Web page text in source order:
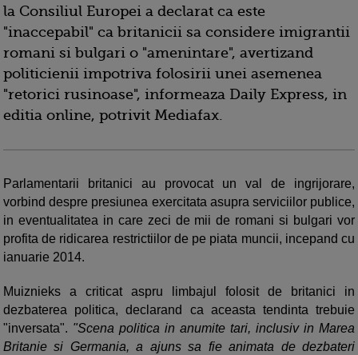
la Consiliul Europei a declarat ca este
"inaccepabil" ca britanicii sa considere imigrantii
romani si bulgari o "amenintare", avertizand
politicienii impotriva folosirii unei asemenea
"retorici rusinoase", informeaza Daily Express, in
editia online, potrivit Mediafax.
Parlamentarii britanici au provocat un val de ingrijorare,
vorbind despre presiunea exercitata asupra serviciilor publice,
in eventualitatea in care zeci de mii de romani si bulgari vor
profita de ridicarea restrictiilor de pe piata muncii, incepand cu
ianuarie 2014.
Muiznieks a criticat aspru limbajul folosit de britanici in
dezbaterea politica, declarand ca aceasta tendinta trebuie
"inversata". "Scena politica in anumite tari, inclusiv in Marea
Britanie si Germania, a ajuns sa fie animata de dezbateri